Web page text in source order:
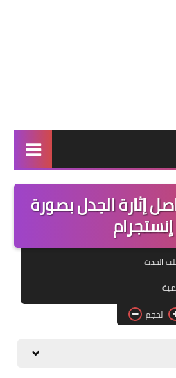
عالمية
فن
رياضة
مسلسلات
صحة وجمال
المطبخ
إثارة الجدل بصورة
الحدث
الحجم